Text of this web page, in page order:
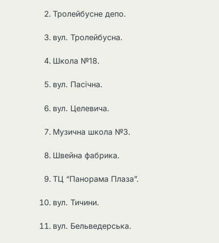
Тролейбусне депо.
вул. Тролейбусна.
Школа №18.
вул. Пасічна.
вул. Целевича.
Музична школа №3.
Швейна фабрика.
ТЦ “Панорама Плаза”.
вул. Тичини.
вул. Бельведерська.